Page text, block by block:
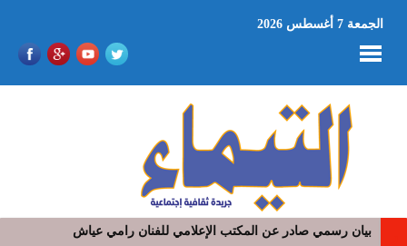
الجمعة 7 أغسطس 2026
في افتتاح مهرجان بومخلوف الدولي: رؤوف ماهر يتالق و يشد الجمهور